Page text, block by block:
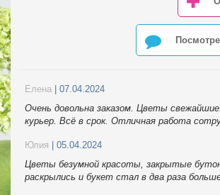
Елена | 07.04.2024
Очень довольна заказом. Цветы
курьер. Всё в срок. Отличная работа
Юлия | 05.04.2024
Цветы безумной красоты, закрытые
раскрылись и букет стал в два раза